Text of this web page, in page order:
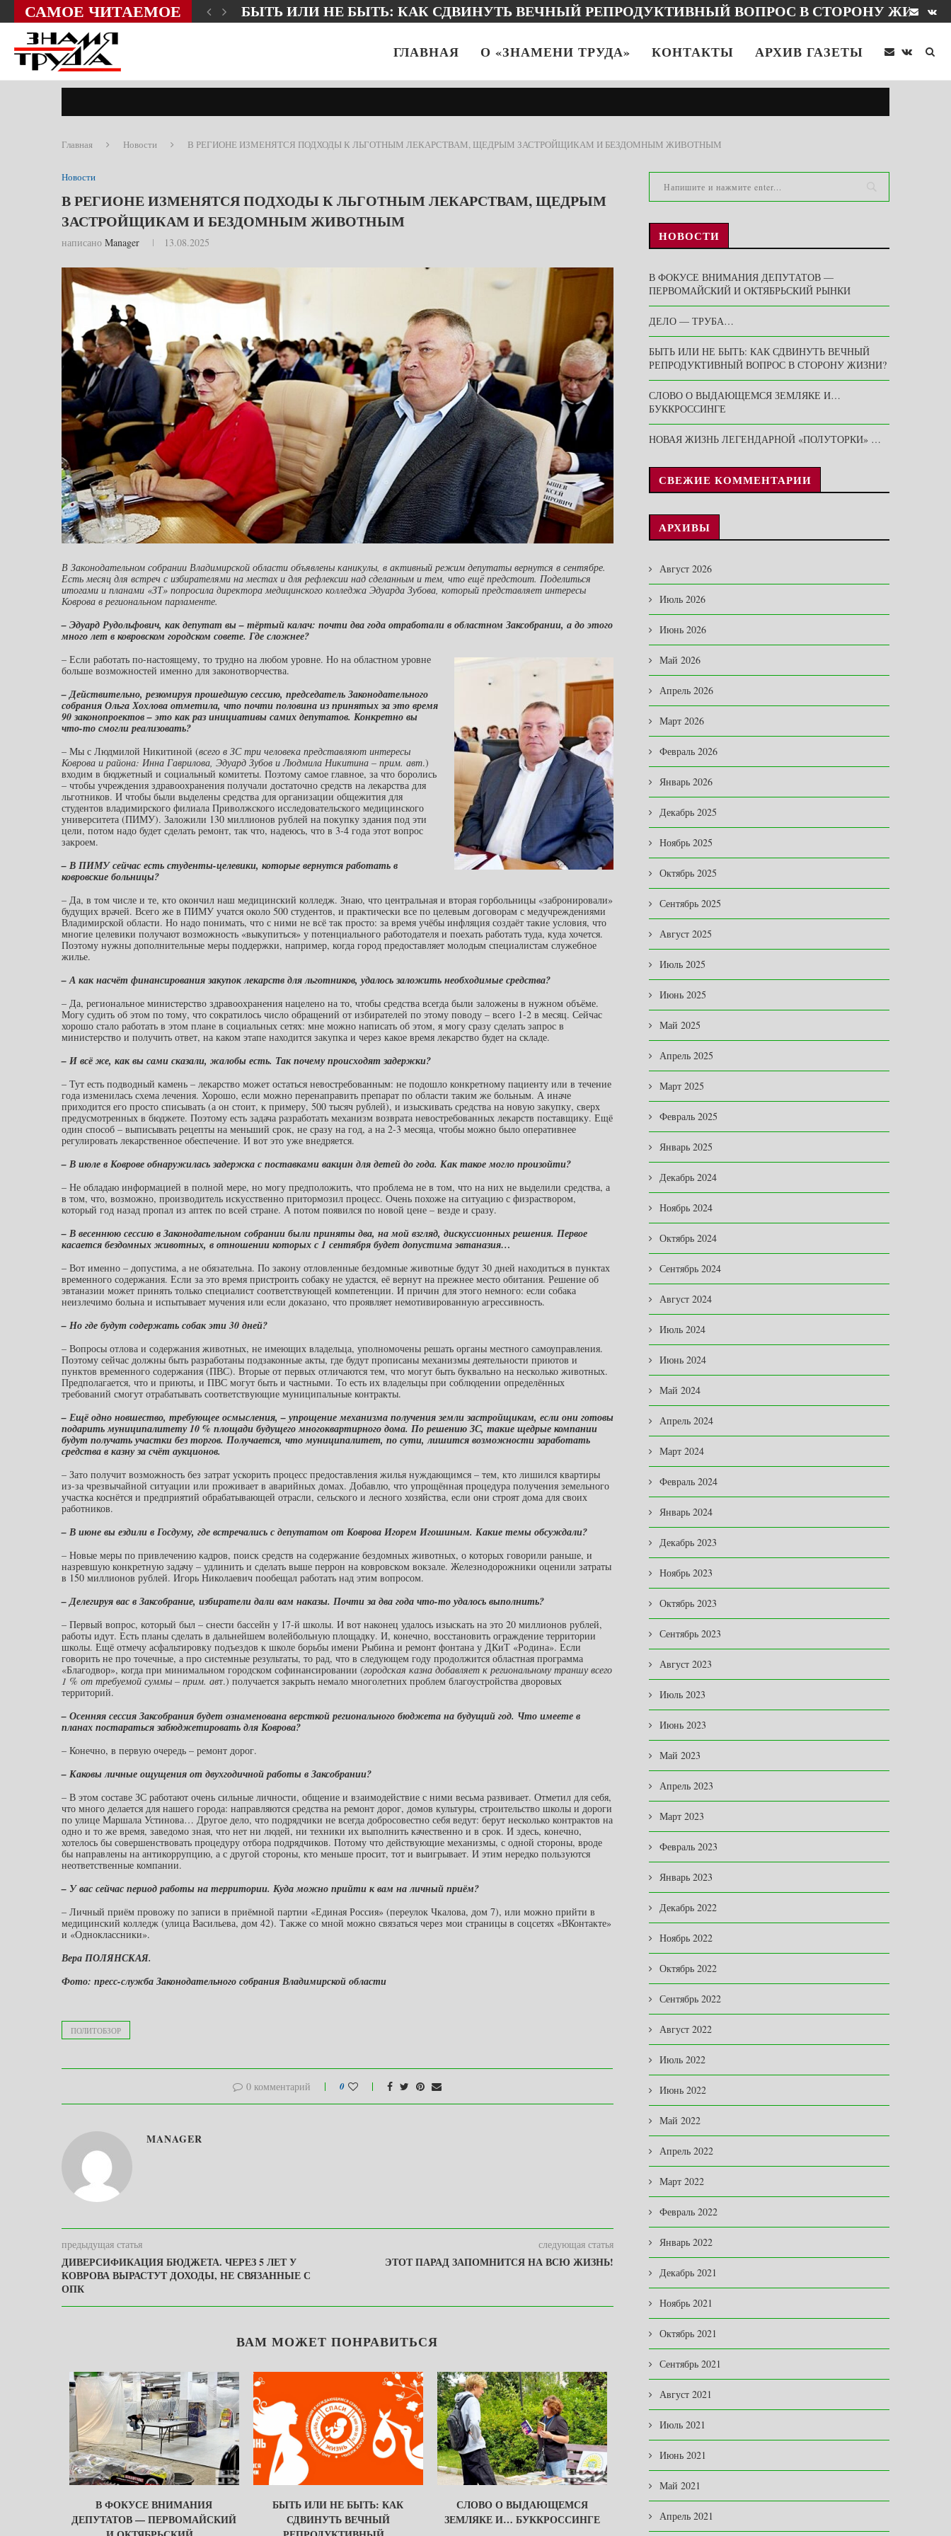
САМОЕ ЧИТАЕМОЕ СЛОВО О ВЫДАЮЩЕМСЯ ЗЕМЛЯКЕ И… БУККРОССИНГЕ
ГЛАВНАЯ О «ЗНАМЕНИ ТРУДА» КОНТАКТЫ АРХИВ ГАЗЕТЫ
Главная Новости В РЕГИОНЕ ИЗМЕНЯТСЯ ПОДХОДЫ К ЛЬГОТНЫМ ЛЕКАРСТВАМ, ЩЕДРЫМ ЗАСТРОЙЩИКАМ И БЕЗДОМНЫМ ЖИВОТНЫМ
Новости
В РЕГИОНЕ ИЗМЕНЯТСЯ ПОДХОДЫ К ЛЬГОТНЫМ ЛЕКАРСТВАМ, ЩЕДРЫМ
ЗАСТРОЙЩИКАМ И БЕЗДОМНЫМ ЖИВОТНЫМ
написано Manager 13.08.2025
В Законодательном собрании Владимирской области объявлены каникулы, в активный режим депутаты вернутся в сентябре.
Есть месяц для встреч с избирателями на местах и для рефлексии над сделанным и тем, что ещё предстоит. Поделиться
итогами и планами «ЗТ» попросила директора медицинского колледжа Эдуарда Зубова, который представляет интересы
Коврова в региональном парламенте.
– Эдуард Рудольфович, как депутат вы – тёртый калач: почти два года отработали в областном Заксобрании, а до этого
много лет в ковровском городском совете. Где сложнее?
– Если работать по-настоящему, то трудно на любом уровне. Но на областном уровне
больше возможностей именно для законотворчества.
– Действительно, резюмируя прошедшую сессию, председатель Законодательного
собрания Ольга Хохлова отметила, что почти половина из принятых за это время
90 законопроектов – это как раз инициативы самих депутатов. Конкретно вы
что-то смогли реализовать?
– Мы с Людмилой Никитиной (всего в ЗС три человека представляют интересы
Коврова и района: Инна Гаврилова, Эдуард Зубов и Людмила Никитина – прим. авт.)
входим в бюджетный и социальный комитеты. Поэтому самое главное, за что боролись
– чтобы учреждения здравоохранения получали достаточно средств на лекарства для
льготников. И чтобы были выделены средства для организации общежития для
студентов владимирского филиала Приволжского исследовательского медицинского
университета (ПИМУ). Заложили 130 миллионов рублей на покупку здания под эти
цели, потом надо будет сделать ремонт, так что, надеюсь, что в 3-4 года этот вопрос
закроем.
– В ПИМУ сейчас есть студенты-целевики, которые вернутся работать в
ковровские больницы?
– Да, в том числе и те, кто окончил наш медицинский колледж. Знаю, что центральная и вторая горбольницы «забронировали»
будущих врачей. Всего же в ПИМУ учатся около 500 студентов, и практически все по целевым договорам с медучреждениями
Владимирской области. Но надо понимать, что с ними не всё так просто: за время учёбы инфляция создаёт такие условия, что
многие целевики получают возможность «выкупиться» у потенциального работодателя и поехать работать туда, куда хочется.
Поэтому нужны дополнительные меры поддержки, например, когда город предоставляет молодым специалистам служебное
жилье.
– А как насчёт финансирования закупок лекарств для льготников, удалось заложить необходимые средства?
– Да, региональное министерство здравоохранения нацелено на то, чтобы средства всегда были заложены в нужном объёме.
Могу судить об этом по тому, что сократилось число обращений от избирателей по этому поводу – всего 1-2 в месяц. Сейчас
хорошо стало работать в этом плане в социальных сетях: мне можно написать об этом, я могу сразу сделать запрос в
министерство и получить ответ, на каком этапе находится закупка и через какое время лекарство будет на складе.
– И всё же, как вы сами сказали, жалобы есть. Так почему происходят задержки?
– Тут есть подводный камень – лекарство может остаться невостребованным: не подошло конкретному пациенту или в течение
года изменилась схема лечения. Хорошо, если можно перенаправить препарат по области таким же больным. А иначе
приходится его просто списывать (а он стоит, к примеру, 500 тысяч рублей), и изыскивать средства на новую закупку, сверх
предусмотренных в бюджете. Поэтому есть задача разработать механизм возврата невостребованных лекарств поставщику. Ещё
один способ – выписывать рецепты на меньший срок, не сразу на год, а на 2-3 месяца, чтобы можно было оперативнее
регулировать лекарственное обеспечение. И вот это уже внедряется.
– В июле в Коврове обнаружилась задержка с поставками вакцин для детей до года. Как такое могло произойти?
– Не обладаю информацией в полной мере, но могу предположить, что проблема не в том, что на них не выделили средства, а
в том, что, возможно, производитель искусственно притормозил процесс. Очень похоже на ситуацию с физраствором,
который год назад пропал из аптек по всей стране. А потом появился по новой цене – везде и сразу.
– В весеннюю сессию в Законодательном собрании были приняты два, на мой взгляд, дискуссионных решения. Первое
касается бездомных животных, в отношении которых с 1 сентября будет допустима эвтаназия…
– Вот именно – допустима, а не обязательна. По закону отловленные бездомные животные будут 30 дней находиться в пунктах
временного содержания. Если за это время пристроить собаку не удастся, её вернут на прежнее место обитания. Решение об
эвтаназии может принять только специалист соответствующей компетенции. И причин для этого немного: если собака
неизлечимо больна и испытывает мучения или если доказано, что проявляет немотивированную агрессивность.
– Но где будут содержать собак эти 30 дней?
– Вопросы отлова и содержания животных, не имеющих владельца, уполномочены решать органы местного самоуправления.
Поэтому сейчас должны быть разработаны подзаконные акты, где будут прописаны механизмы деятельности приютов и
пунктов временного содержания (ПВС). Вторые от первых отличаются тем, что могут быть буквально на несколько животных.
Предполагается, что и приюты, и ПВС могут быть и частными. То есть их владельцы при соблюдении определённых
требований смогут отрабатывать соответствующие муниципальные контракты.
– Ещё одно новшество, требующее осмысления, – упрощение механизма получения земли застройщикам, если они готовы
подарить муниципалитету 10 % площади будущего многоквартирного дома. По решению ЗС, такие щедрые компании
будут получать участки без торгов. Получается, что муниципалитет, по сути, лишится возможности заработать
средства в казну за счёт аукционов.
– Зато получит возможность без затрат ускорить процесс предоставления жилья нуждающимся – тем, кто лишился квартиры
из-за чрезвычайной ситуации или проживает в аварийных домах. Добавлю, что упрощённая процедура получения земельного
участка коснётся и предприятий обрабатывающей отрасли, сельского и лесного хозяйства, если они строят дома для своих
работников.
– В июне вы ездили в Госдуму, где встречались с депутатом от Коврова Игорем Игошиным. Какие темы обсуждали?
– Новые меры по привлечению кадров, поиск средств на содержание бездомных животных, о которых говорили раньше, и
назревшую конкретную задачу – удлинить и сделать выше перрон на ковровском вокзале. Железнодорожники оценили затраты
в 150 миллионов рублей. Игорь Николаевич пообещал работать над этим вопросом.
– Делегируя вас в Заксобрание, избиратели дали вам наказы. Почти за два года что-то удалось выполнить?
– Первый вопрос, который был – снести бассейн у 17-й школы. И вот наконец удалось изыскать на это 20 миллионов рублей,
работы идут. Есть планы сделать в дальнейшем волейбольную площадку. И, конечно, восстановить ограждение территории
школы. Ещё отмечу асфальтировку подъездов к школе борьбы имени Рыбина и ремонт фонтана у ДКиТ «Родина». Если
говорить не про точечные, а про системные результаты, то рад, что в следующем году продолжится областная программа
«Благодвор», когда при минимальном городском софинансировании (городская казна добавляет к региональному траншу всего
1 % от требуемой суммы – прим. авт.) получается закрыть немало многолетних проблем благоустройства дворовых
территорий.
– Осенняя сессия Заксобрания будет ознаменована версткой регионального бюджета на будущий год. Что имеете в
планах постараться забюджетировать для Коврова?
– Конечно, в первую очередь – ремонт дорог.
– Каковы личные ощущения от двухгодичной работы в Заксобрании?
– В этом составе ЗС работают очень сильные личности, общение и взаимодействие с ними весьма развивает. Отметил для себя,
что много делается для нашего города: направляются средства на ремонт дорог, домов культуры, строительство школы и дороги
по улице Маршала Устинова… Другое дело, что подрядчики не всегда добросовестно себя ведут: берут несколько контрактов на
одно и то же время, заведомо зная, что нет ни людей, ни техники их выполнить качественно и в срок. И здесь, конечно,
хотелось бы совершенствовать процедуру отбора подрядчиков. Потому что действующие механизмы, с одной стороны, вроде
бы направлены на антикоррупцию, а с другой стороны, кто меньше просит, тот и выигрывает. И этим нередко пользуются
неответственные компании.
– У вас сейчас период работы на территории. Куда можно прийти к вам на личный приём?
– Личный приём провожу по записи в приёмной партии «Единая Россия» (переулок Чкалова, дом 7), или можно прийти в
медицинский колледж (улица Васильева, дом 42). Также со мной можно связаться через мои страницы в соцсетях «ВКонтакте»
и «Одноклассники».
Вера ПОЛЯНСКАЯ.
Фото: пресс-служба Законодательного собрания Владимирской области
ПОЛИТОБЗОР
0 комментарий 0
MANAGER
предыдущая статья
ДИВЕРСИФИКАЦИЯ БЮДЖЕТА. ЧЕРЕЗ 5 ЛЕТ У
КОВРОВА ВЫРАСТУТ ДОХОДЫ, НЕ СВЯЗАННЫЕ С
ОПК
следующая статья
ЭТОТ ПАРАД ЗАПОМНИТСЯ НА ВСЮ ЖИЗНЬ!
ВАМ МОЖЕТ ПОНРАВИТЬСЯ
В ФОКУСЕ ВНИМАНИЯ
ДЕПУТАТОВ — ПЕРВОМАЙСКИЙ
БЫТЬ ИЛИ НЕ БЫТЬ: КАК
СДВИНУТЬ ВЕЧНЫЙ
СЛОВО О ВЫДАЮЩЕМСЯ
ЗЕМЛЯКЕ И… БУККРОССИНГЕ
НОВАЯ ЖИЗНЬ ЛЕГЕНДАРНОЙ
«ПОЛУТОРКИ» …
В ЗАКОНОДАТЕЛЬНОМ
НОВОСТИ
В ФОКУСЕ ВНИМАНИЯ ДЕПУТАТОВ —
ПЕРВОМАЙСКИЙ И ОКТЯБРЬСКИЙ РЫНКИ
ДЕЛО — ТРУБА…
БЫТЬ ИЛИ НЕ БЫТЬ: КАК СДВИНУТЬ ВЕЧНЫЙ
РЕПРОДУКТИВНЫЙ ВОПРОС В СТОРОНУ ЖИЗНИ?
СЛОВО О ВЫДАЮЩЕМСЯ ЗЕМЛЯКЕ И…
БУККРОССИНГЕ
НОВАЯ ЖИЗНЬ ЛЕГЕНДАРНОЙ «ПОЛУТОРКИ» …
СВЕЖИЕ КОММЕНТАРИИ
АРХИВЫ
Август 2026
Июль 2026
Июнь 2026
Май 2026
Апрель 2026
Март 2026
Февраль 2026
Январь 2026
Декабрь 2025
Ноябрь 2025
Октябрь 2025
Сентябрь 2025
Август 2025
Июль 2025
Июнь 2025
Май 2025
Апрель 2025
Март 2025
Февраль 2025
Январь 2025
Декабрь 2024
Ноябрь 2024
Октябрь 2024
Сентябрь 2024
Август 2024
Июль 2024
Июнь 2024
Май 2024
Апрель 2024
Март 2024
Февраль 2024
Январь 2024
Декабрь 2023
Ноябрь 2023
Октябрь 2023
Сентябрь 2023
Август 2023
Июль 2023
Июнь 2023
Май 2023
Апрель 2023
Март 2023
Февраль 2023
Январь 2023
Декабрь 2022
Ноябрь 2022
Октябрь 2022
Сентябрь 2022
Август 2022
Июль 2022
Июнь 2022
Май 2022
Апрель 2022
Март 2022
Февраль 2022
Январь 2022
Декабрь 2021
Ноябрь 2021
Октябрь 2021
Сентябрь 2021
Август 2021
Июль 2021
Июнь 2021
Май 2021
Апрель 2021